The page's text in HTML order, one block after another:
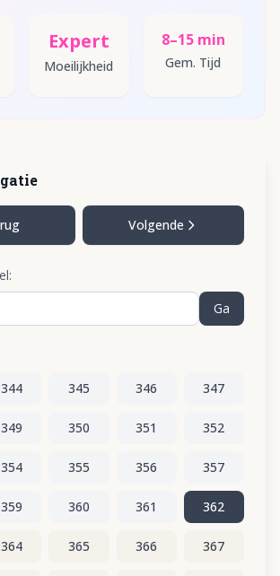
Expert
Moeilijkheid
8–15 min
Gem. Tijd
Volgende
Ga
344 345 346 347
349 350 351 352
354 355 356 357
359 360 361 362
364 365 366 367